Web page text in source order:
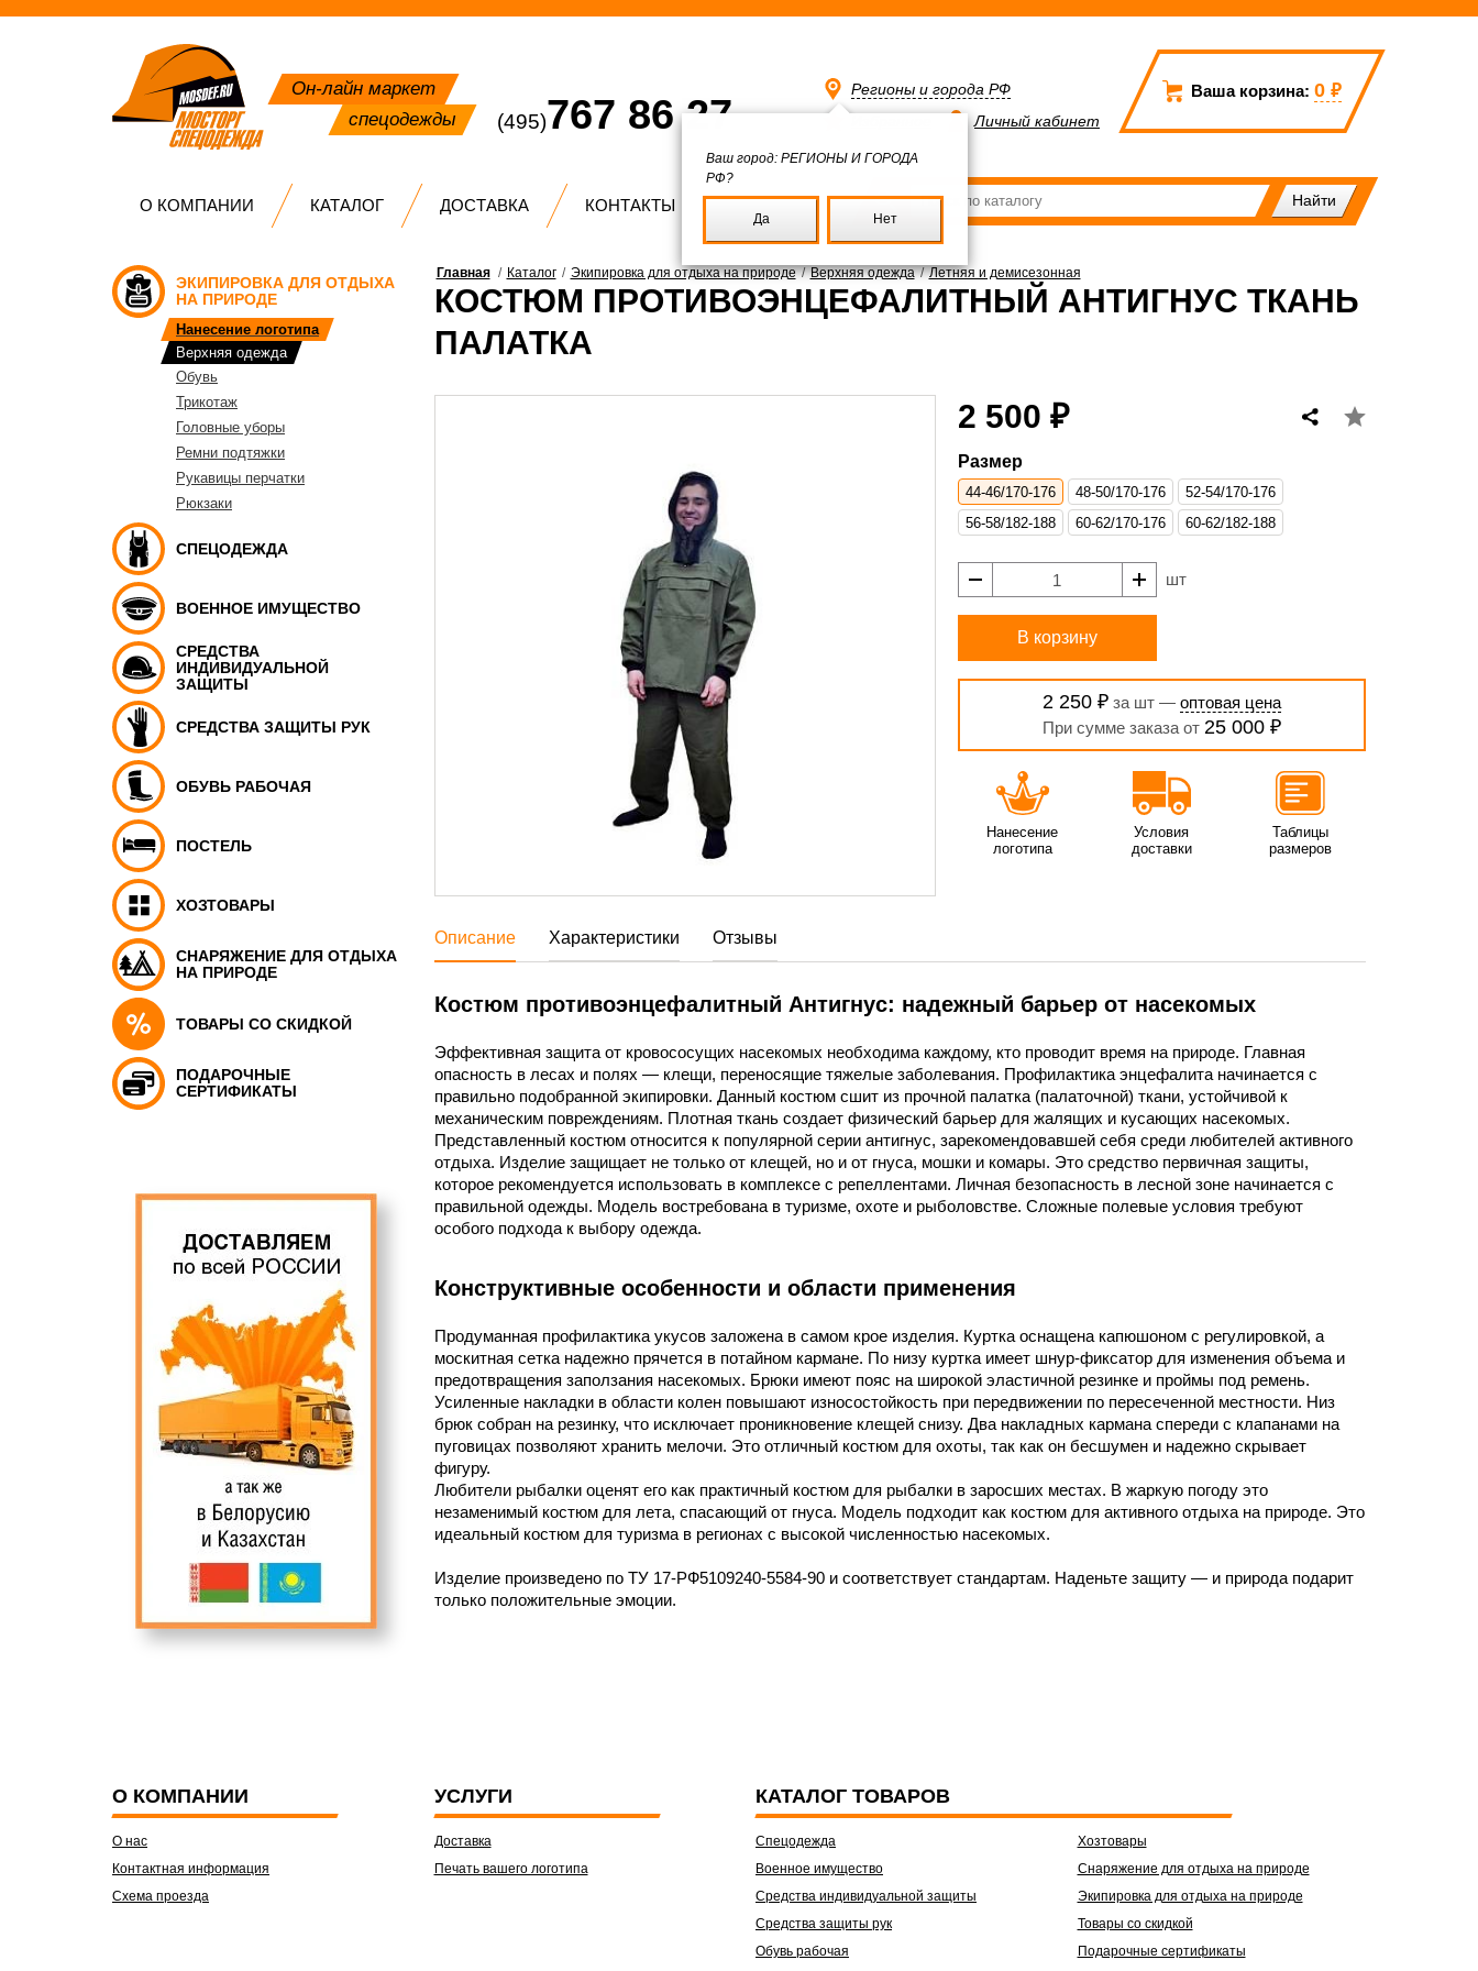
Он-лайн маркет
спецодежды
(495)767 86 27
Ваша корзина: 0 ₽
Регионы и города РФ
Ваш город: РЕГИОНЫ И ГОРОДА
РФ?
Да Нет
Личный кабинет
О КОМПАНИИ КАТАЛОГ ДОСТАВКА КОНТАКТЫ
ЭКИПИРОВКА ДЛЯ ОТДЫХА
НА ПРИРОДЕ
Нанесение логотипа
Верхняя одежда
Обувь
Трикотаж
Головные уборы
Ремни подтяжки
Рукавицы перчатки
Рюкзаки
СПЕЦОДЕЖДА
ВОЕННОЕ ИМУЩЕСТВО
СРЕДСТВА
ИНДИВИДУАЛЬНОЙ
ЗАЩИТЫ
СРЕДСТВА ЗАЩИТЫ РУК
ОБУВЬ РАБОЧАЯ
ПОСТЕЛЬ
ХОЗТОВАРЫ
СНАРЯЖЕНИЕ ДЛЯ ОТДЫХА
НА ПРИРОДЕ
ТОВАРЫ СО СКИДКОЙ
ПОДАРОЧНЫЕ
СЕРТИФИКАТЫ
Главная / Каталог / Экипировка для отдыха на природе/Верхняя одежда/Летняя и демисезонная
КОСТЮМ ПРОТИВОЭНЦЕФАЛИТНЫЙ АНТИГНУС ТКАНЬ
ПАЛАТКА
2 500 ₽
Размер
44-46/170-176 48-50/170-176
52-54/170-176
56-58/182-188
60-62/170-176 60-62/182-188
шт
В корзину
2 250 ₽за шт — оптовая цена
При сумме заказа от 25 000 ₽
Описание Характеристики Отзывы
Костюм противоэнцефалитный Антигнус: надежный барьер от насекомых
Эффективная защита от кровососущих насекомых необходима каждому, кто проводит время на природе. Главная
опасность в лесах и полях — клещи, переносящие тяжелые заболевания. Профилактика энцефалита начинается с
правильно подобранной экипировки. Данный костюм сшит из прочной палатка (палаточной) ткани, устойчивой к
механическим повреждениям. Плотная ткань создает физический барьер для жалящих и кусающих насекомых.
Представленный костюм относится к популярной серии антигнус, зарекомендовавшей себя среди любителей активного
отдыха. Изделие защищает не только от клещей, но и от гнуса, мошки и комары. Это средство первичная защиты,
которое рекомендуется использовать в комплексе с репеллентами. Личная безопасность в лесной зоне начинается с
правильной одежды. Модель востребована в туризме, охоте и рыболовстве. Сложные полевые условия требуют
особого подхода к выбору одежда.
Конструктивные особенности и области применения
Продуманная профилактика укусов заложена в самом крое изделия. Куртка оснащена капюшоном с регулировкой, а
москитная сетка надежно прячется в потайном кармане. По низу куртка имеет шнур-фиксатор для изменения объема и
предотвращения заползания насекомых. Брюки имеют пояс на широкой эластичной резинке и проймы под ремень.
Усиленные накладки в области колен повышают износостойкость при передвижении по пересеченной местности. Низ
брюк собран на резинку, что исключает проникновение клещей снизу. Два накладных кармана спереди с клапанами на
пуговицах позволяют хранить мелочи. Это отличный костюм для охоты, так как он бесшумен и надежно скрывает
фигуру.
Любители рыбалки оценят его как практичный костюм для рыбалки в заросших местах. В жаркую погоду это
незаменимый костюм для лета, спасающий от гнуса. Модель подходит как костюм для активного отдыха на природе. Это
идеальный костюм для туризма в регионах с высокой численностью насекомых.
Изделие произведено по ТУ 17-РФ5109240-5584-90 и соответствует стандартам. Наденьте защиту — и природа подарит
только положительные эмоции.
Нанесение
логотипа
Условия
доставки
Таблицы
размеров
О КОМПАНИИ
О нас
Контактная информация
Схема проезда
УСЛУГИ
Доставка
Печать вашего логотипа
КАТАЛОГ ТОВАРОВ
Спецодежда
Военное имущество
Средства индивидуальной защиты
Средства защиты рук
Обувь рабочая
Хозтовары
Снаряжение для отдыха на природе
Экипировка для отдыха на природе
Товары со скидкой
Подарочные сертификаты